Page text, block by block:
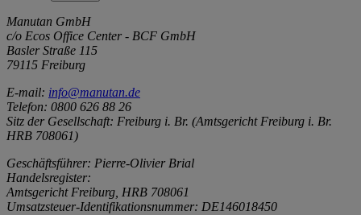
Manutan GmbH
c/o Ecos Office Center - BCF GmbH
Basler Straße 115
79115 Freiburg
E-mail: info@manutan.de
Telefon: 0800 626 88 26
Sitz der Gesellschaft: Freiburg i. Br. (Amtsgericht Freiburg i. Br.
HRB 708061)
Geschäftsführer: Pierre-Olivier Brial
Handelsregister:
Amtsgericht Freiburg, HRB 708061
Umsatzsteuer-Identifikationsnummer: DE146018450